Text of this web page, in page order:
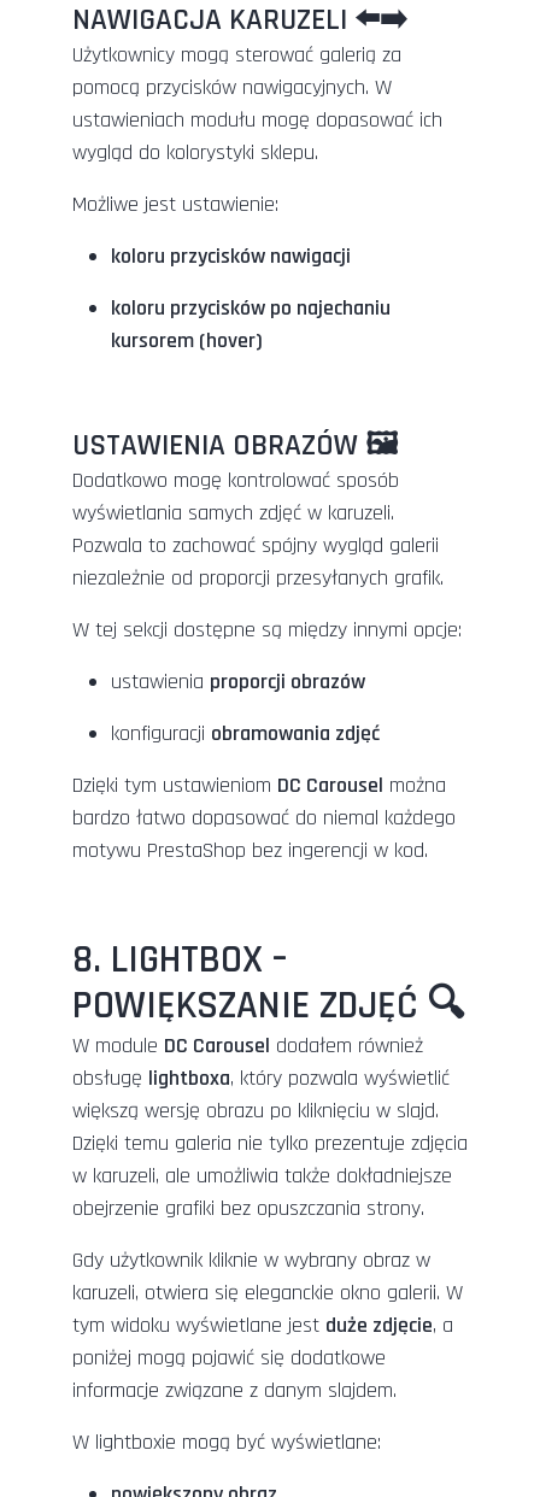
NAWIGACJA KARUZELI ⬅️➡️
Użytkownicy mogą sterować galerią za
pomocą przycisków nawigacyjnych. W
ustawieniach modułu mogę dopasować ich
wygląd do kolorystyki sklepu.
Możliwe jest ustawienie:
koloru przycisków nawigacji
koloru przycisków po najechaniu
kursorem (hover)
USTAWIENIA OBRAZÓW 🖼️
Dodatkowo mogę kontrolować sposób
wyświetlania samych zdjęć w karuzeli.
Pozwala to zachować spójny wygląd galerii
niezależnie od proporcji przesyłanych grafik.
W tej sekcji dostępne są między innymi opcje:
ustawienia proporcji obrazów
konfiguracji obramowania zdjęć
Dzięki tym ustawieniom DC Carousel można
bardzo łatwo dopasować do niemal każdego
motywu PrestaShop bez ingerencji w kod.
8. LIGHTBOX –
POWIĘKSZANIE ZDJĘĆ 🔍
W module DC Carousel dodałem również
obsługę lightboxa, który pozwala wyświetlić
większą wersję obrazu po kliknięciu w slajd.
Dzięki temu galeria nie tylko prezentuje zdjęcia
w karuzeli, ale umożliwia także dokładniejsze
obejrzenie grafiki bez opuszczania strony.
Gdy użytkownik kliknie w wybrany obraz w
karuzeli, otwiera się eleganckie okno galerii. W
tym widoku wyświetlane jest duże zdjęcie, a
poniżej mogą pojawić się dodatkowe
informacje związane z danym slajdem.
W lightboxie mogą być wyświetlane: